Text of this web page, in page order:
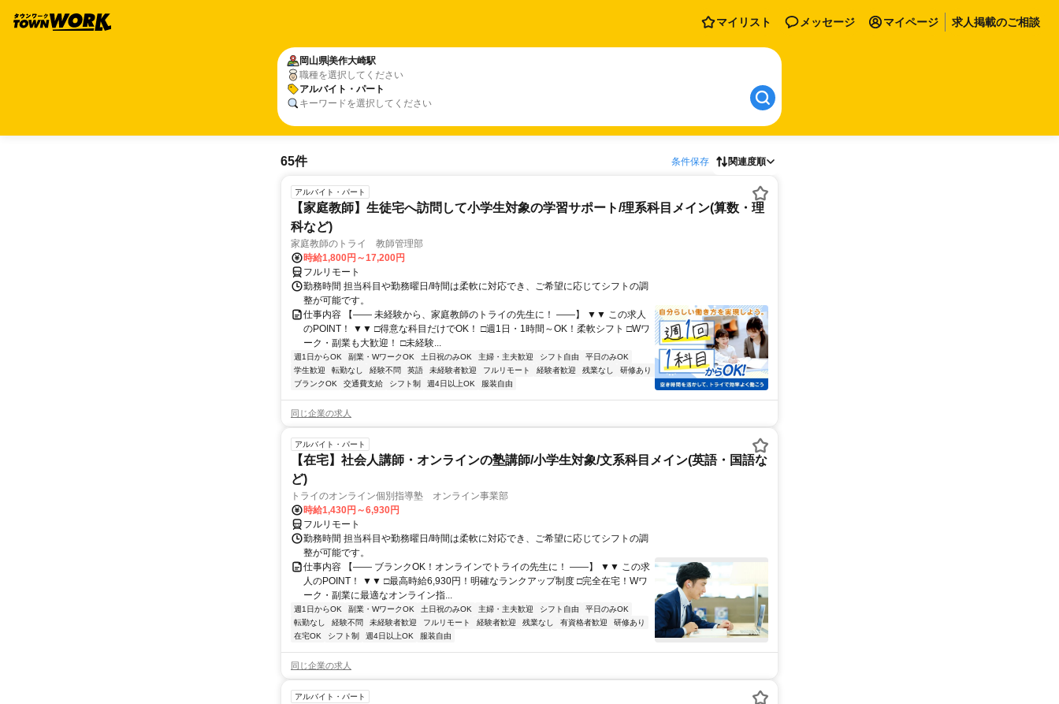
マイリスト メッセージ マイページ 求人掲載のご相談
岡山県美作大崎駅
職種を選択してください
アルバイト・パート
キーワードを選択してください
65件 条件保存 関連度順
アルバイト・パート
【家庭教師】生徒宅へ訪問して小学生対象の学習サポート/理系科目メイン(算数・理
科など)
家庭教師のトライ 教師管理部
時給1,800円～17,200円
フルリモート
勤務時間 担当科目や勤務曜日/時間は柔軟に対応でき、ご希望に応じてシフトの調
整が可能です。
仕事内容 【―― 未経験から、家庭教師のトライの先生に！ ――】 ▼▼ この求人
のPOINT！ ▼▼ □得意な科目だけでOK！ □週1日・1時間～OK！柔軟シフト □Wワ
ーク・副業も大歓迎！ □未経験...
週1日からOK 副業・WワークOK 土日祝のみOK 主婦・主夫歓迎 シフト自由
平日のみOK
学生歓迎
転勤なし 経験不問 英語 未経験者歓迎 フルリモート 経験者歓迎 残業なし
研修あり
ブランクOK
交通費支給 シフト制 週4日以上OK 服装自由
同じ企業の求人
アルバイト・パート
【在宅】社会人講師・オンラインの塾講師/小学生対象/文系科目メイン(英語・国語な
ど)
トライのオンライン個別指導塾 オンライン事業部
時給1,430円～6,930円
フルリモート
勤務時間 担当科目や勤務曜日/時間は柔軟に対応でき、ご希望に応じてシフトの調
整が可能です。
仕事内容 【―― ブランクOK！オンラインでトライの先生に！ ――】 ▼▼ この求
人のPOINT！ ▼▼ □最高時給6,930円！明確なランクアップ制度 □完全在宅！Wワ
ーク・副業に最適なオンライン指...
週1日からOK 副業・WワークOK 土日祝のみOK 主婦・主夫歓迎 シフト自由
平日のみOK
転勤なし
経験不問 未経験者歓迎 フルリモート 経験者歓迎 残業なし 有資格者歓迎
研修あり
在宅OK
シフト制 週4日以上OK 服装自由
同じ企業の求人
アルバイト・パート